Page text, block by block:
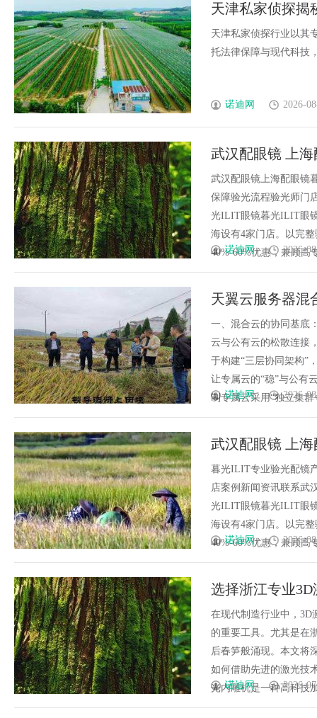
天津私家侦探揭
天津私家侦探行业以其
托法律保障与现代科技
诺迪网 2026-
武汉配眼镜 上
武汉配眼镜上海配眼镜
保障验光流程验光师门
光ILIT眼镜暮光ILIT眼
海设有4家门店。以完
40%-60%优惠，兼顾高
诺迪网 2026-
天翼云服务器混
同，破解合规隔
一、混合云的协同基底
云与公有云的松散连接
于构建“三层协同架构”
让专属云的“稳”与公有
制专属云采用“独立集
诺迪网 2026-
武汉配眼镜 上
暮光ILIT专业验光配镜
店案例新闻资讯联系武
光ILIT眼镜暮光ILIT眼
海设有4家门店。以完
40%-60%优惠，兼顾高
诺迪网 2026-
选择浙江专业
代
在现代制造行业中，3D
的重要工具。尤其是在
后春笋般涌现。本文将
如何借助先进的激光技
光内雕机是一种高科技
诺迪网 2026-